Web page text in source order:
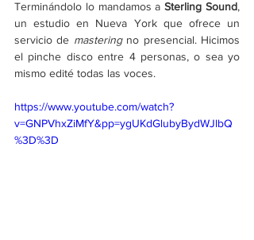
Terminándolo lo mandamos a Sterling Sound,
un estudio en Nueva York que ofrece un
servicio de mastering no presencial. Hicimos
el pinche disco entre 4 personas, o sea yo
mismo edité todas las voces.
https://www.youtube.com/watch?
v=GNPVhxZiMfY&pp=ygUKdGlubyBydWJlbQ
%3D%3D